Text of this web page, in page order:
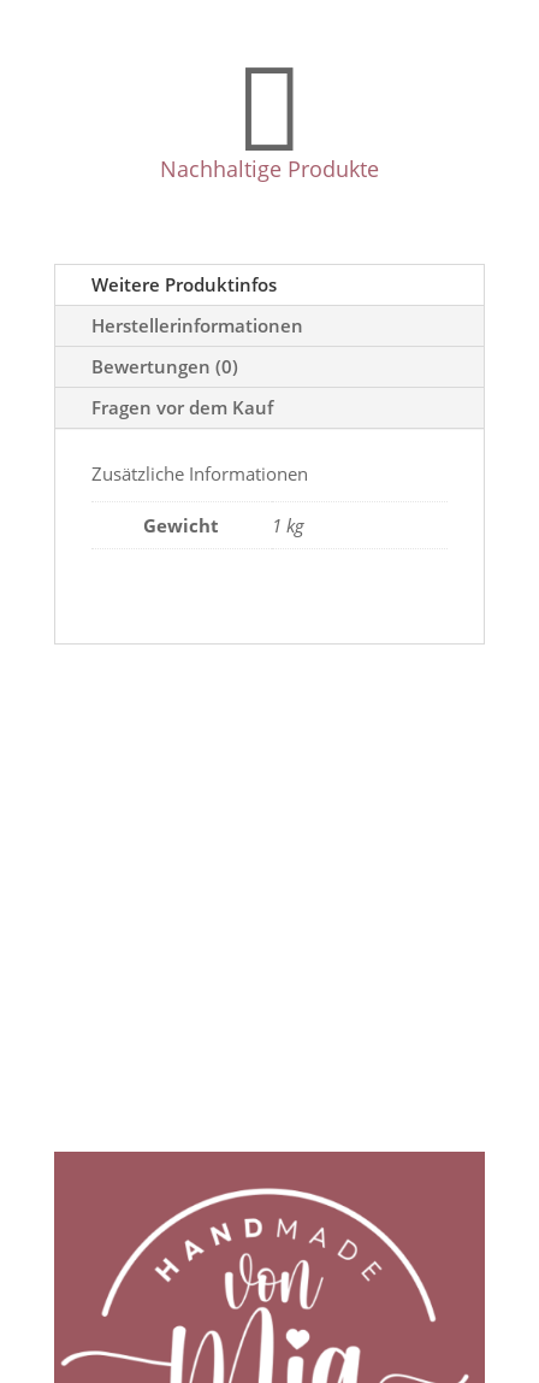

Nachhaltige Produkte
Weitere Produktinfos
Herstellerinformationen
Bewertungen (0)
Fragen vor dem Kauf
Zusätzliche Informationen
Gewicht 1 kg